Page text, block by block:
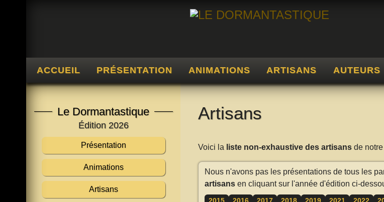
ACCUEIL PRÉSENTATION ANIMATIONS ARTISANS AUTEURS
Le Dormantastique
Édition 2026
Présentation
Animations
Artisans
Artisans
Voici la liste non-exhaustive des artisansde notre
Nous n'avons pas les présentations de tous les
artisansen cliquant sur l'année d'édition ci-